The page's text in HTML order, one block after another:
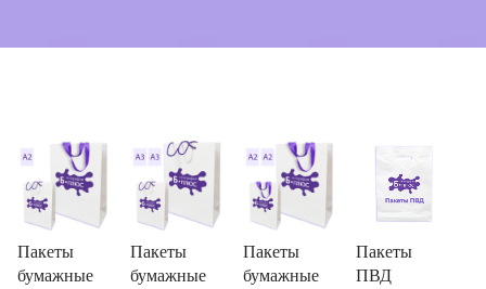
Пакеты
бумажные
Пакеты
бумажные
Пакеты
бумажные
Пакеты
ПВД